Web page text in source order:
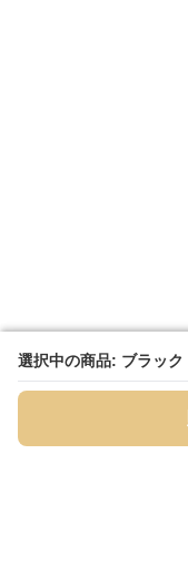
選択中の商品: ブラック
選択中の商品: ブラック